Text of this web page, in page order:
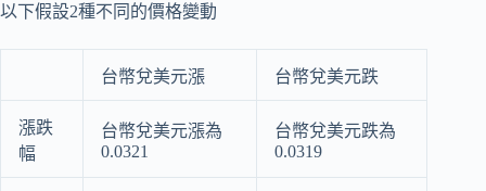
以下假設2種不同的價格變動
台幣兌美元漲 台幣兌美元跌
漲跌
幅
台幣兌美元漲為
0.0321
台幣兌美元跌為
0.0319